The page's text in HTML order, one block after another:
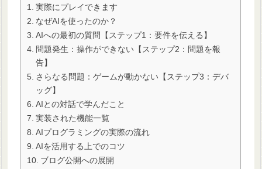
実際にプレイできます
なぜAIを使ったのか？
AIへの最初の質問【ステップ1：要件を伝える】
問題発生：操作ができない【ステップ2：問題を報
告】
さらなる問題：ゲームが動かない【ステップ3：デバ
ッグ】
AIとの対話で学んだこと
実装された機能一覧
AIプログラミングの実際の流れ
AIを活用する上でのコツ
ブログ公開への展開